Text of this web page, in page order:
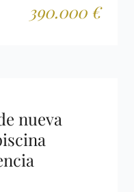
390.000 €
nueva